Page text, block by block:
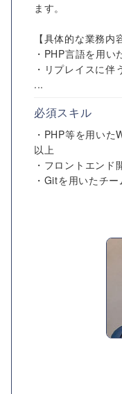
ます。
【具体的な業務内
・PHP言語を用
・リプレイスに伴
...
必須スキル
・PHP等を用い
以上
・フロントエンド
・Gitを用いたチ